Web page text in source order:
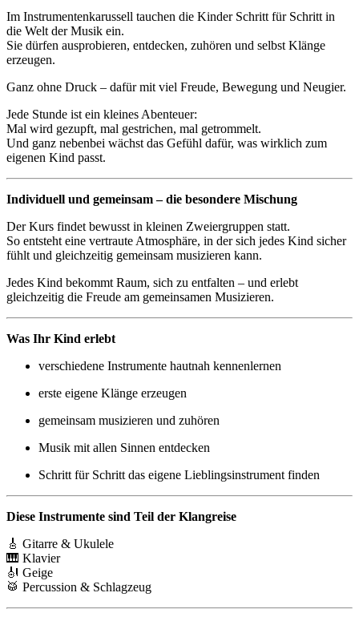
Im Instrumentenkarussell tauchen die Kinder Schritt für Schritt in
die Welt der Musik ein.
Sie dürfen ausprobieren, entdecken, zuhören und selbst Klänge
erzeugen.
Ganz ohne Druck – dafür mit viel Freude, Bewegung und Neugier.
Jede Stunde ist ein kleines Abenteuer:
Mal wird gezupft, mal gestrichen, mal getrommelt.
Und ganz nebenbei wächst das Gefühl dafür, was wirklich zum
eigenen Kind passt.
Individuell und gemeinsam – die besondere Mischung
Der Kurs findet bewusst in kleinen Zweiergruppen statt.
So entsteht eine vertraute Atmosphäre, in der sich jedes Kind sicher
fühlt und gleichzeitig gemeinsam musizieren kann.
Jedes Kind bekommt Raum, sich zu entfalten – und erlebt
gleichzeitig die Freude am gemeinsamen Musizieren.
Was Ihr Kind erlebt
verschiedene Instrumente hautnah kennenlernen
erste eigene Klänge erzeugen
gemeinsam musizieren und zuhören
Musik mit allen Sinnen entdecken
Schritt für Schritt das eigene Lieblingsinstrument finden
Diese Instrumente sind Teil der Klangreise
🎸 Gitarre & Ukulele
🎹 Klavier
🎻 Geige
🥁 Percussion & Schlagzeug